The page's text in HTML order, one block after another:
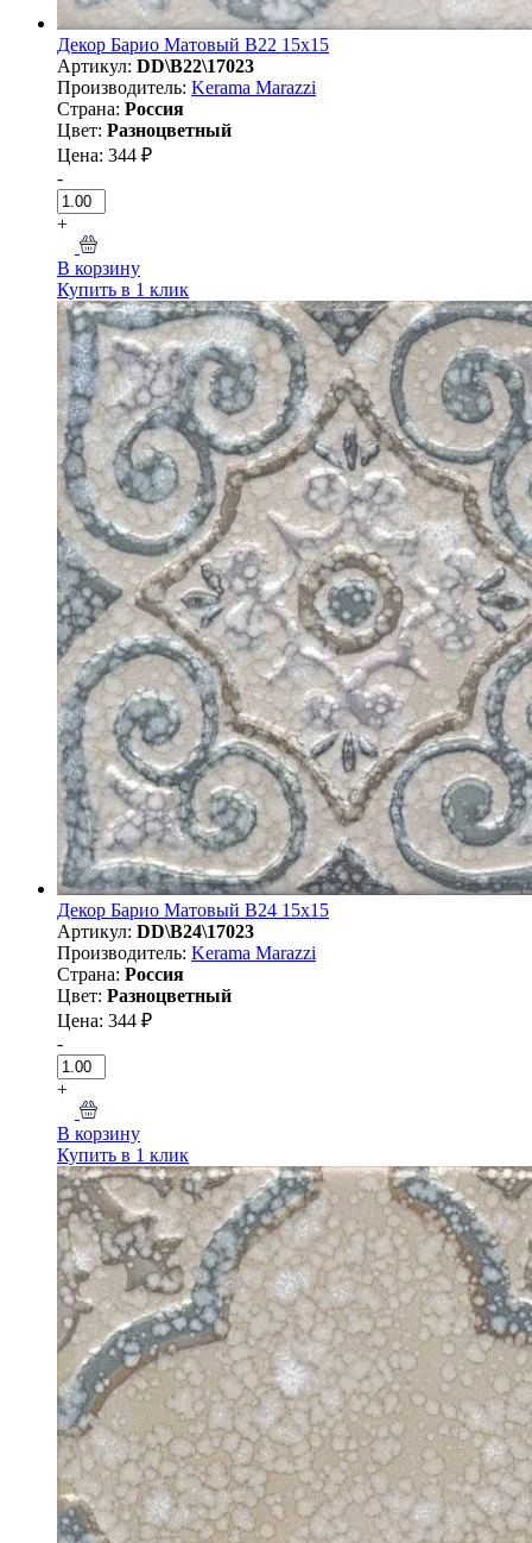
Декор Барио Матовый B22 15х15
Артикул: DD\B22\17023
Производитель: Kerama Marazzi
Страна: Россия
Цвет: Разноцветный
Цена: 344 ₽
-
+
В корзину
Купить в 1 клик
Декор Барио Матовый B24 15х15
Артикул: DD\B24\17023
Производитель: Kerama Marazzi
Страна: Россия
Цвет: Разноцветный
Цена: 344 ₽
-
+
В корзину
Купить в 1 клик